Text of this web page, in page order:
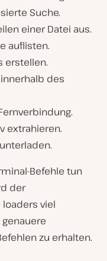
Suche.
einer Datei aus.
auflisten.
erstellen.
des
extrahieren.
Befehle tun
der
viel
zu erhalten.